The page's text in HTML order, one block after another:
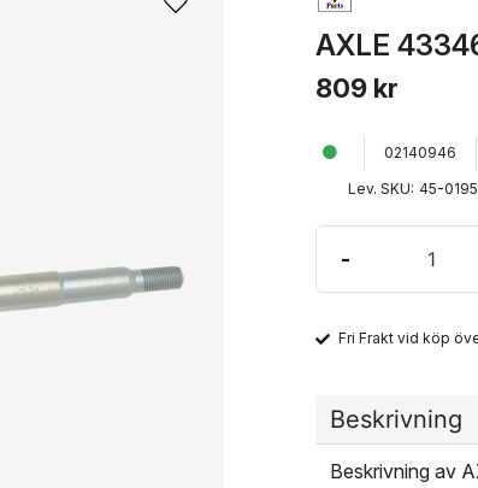
AXLE
809 kr
02140946
Lev. SKU: 45-0195
-
Fri Frakt vid köp
Beskrivning
Beskrivning av